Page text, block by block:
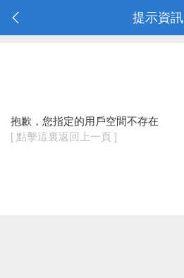
提示資訊
抱歉，您指定的用戶空間不存在
[ 點擊這裏返回上一頁 ]